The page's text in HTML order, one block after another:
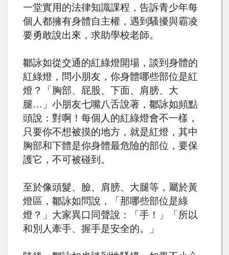
一堂實用的法律知識課程，告訴青少年每
個人都擁有身體自主權，遇到騷擾與霸凌
要勇敢說出來，求助學校老師。
鄒詠如從交通的紅綠燈開場，談到身體的
紅綠燈，問小朋友，你身體哪些部位是紅
燈？「胸部、屁股、下面、肩膀、大
腿… 」小朋友七嘴八舌說著，鄒詠如頻點
頭說：對啊！每個人的紅綠燈會不一樣，
只要你不想被摸的地方，就是紅燈，其中
胸部和下體是你身體最危險的部位，要保
護它，不可被碰到。
至於像頭髮、臉、肩膀、大腿等，屬於黃
燈區，鄒詠如問說，「那哪些部位是綠
燈？」大家異口同聲說：「手！」「所以
和別人牽手、握手是安全的。」